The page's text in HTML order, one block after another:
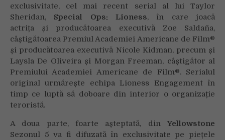
exclusivitate, cel mai recent serial al lui Taylor
Sheridan, Special Ops: Lioness, în care joacă
actrița
și producătoarea executivă Zoe Saldaña,
câștigătoarea Premiul Academiei Americane de Film®
și producătoarea executivă Nicole Kidman, precum și
Laysla De Oliveira și Morgan Freeman, câștigător al
Premiului Academiei Americane de Film®. Serialul
original urmărește echipa Lioness Engagement în
timp ce luptă să doboare din interior o organizație
teroristă.
A doua parte, foarte așteptată, din Yellowstone
Sezonul 5 va fi difuzată în exclusivitate pe piețele